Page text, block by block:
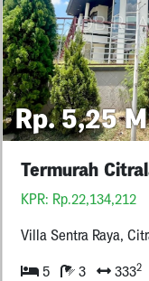
Rp. 5,25 M
KPR: Rp.22,134,212
Villa Sentra Raya,
5 3 3332